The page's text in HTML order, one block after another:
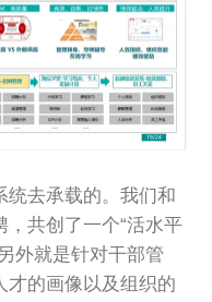
统去承载的。我们和
共创了一个“活水平
外就是针对干部管
才的画像以及组织的